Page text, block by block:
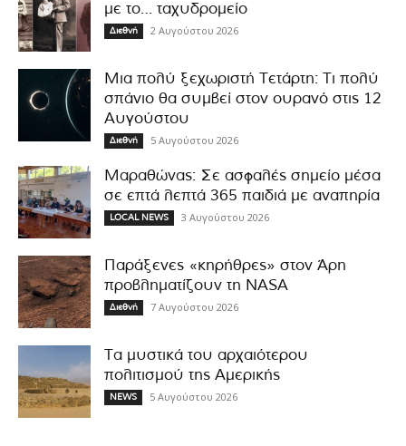
με το… ταχυδρομείο
Διεθνή 2 Αυγούστου 2026
Μια πολύ ξεχωριστή Τετάρτη: Τι πολύ
σπάνιο θα συμβεί στον ουρανό στις 12
Αυγούστου
Διεθνή 5 Αυγούστου 2026
Μαραθώνας: Σε ασφαλές σημείο μέσα
σε επτά λεπτά 365 παιδιά με αναπηρία
LOCAL NEWS 3 Αυγούστου 2026
Παράξενες «κηρήθρες» στον Άρη
προβληματίζουν τη NASA
Διεθνή 7 Αυγούστου 2026
Τα μυστικά του αρχαιότερου
πολιτισμού της Αμερικής
NEWS 5 Αυγούστου 2026